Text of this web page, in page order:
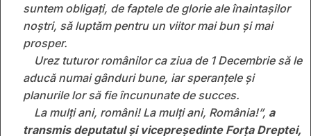
suntem obligați, de faptele de glorie ale înaintașilor
noștri, să luptăm pentru un viitor mai bun şi mai
prosper.
Urez tuturor românilor ca ziua de 1 Decembrie să le
aducă numai gânduri bune, iar speranțele și
planurile lor să fie încununate de succes.
La mulți ani, români! La mulți ani, România!”, a
transmis deputatul și vicepreședinte Forța Dreptei,